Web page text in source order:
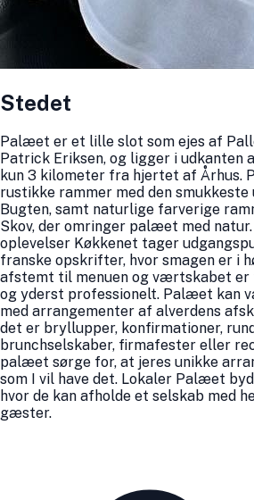
Stedet
Palæet er et lille slot som ejes af
Patrick Eriksen, og ligger i udkanten
kun 3 kilometer fra hjertet af Århus.
rustikke rammer med den smukkeste
Bugten, samt naturlige farverige
Skov, der omringer palæet med
oplevelser Køkkenet tager
franske opskrifter, hvor smagen er i
afstemt til menuen og værtskabet
og yderst professionelt. Palæet kan
med arrangementer af alverdens
det er bryllupper, konfirmationer,
brunchselskaber, firmafester eller
palæet sørge for, at jeres unikke
som I vil have det. Lokaler Palæet
hvor de kan afholde et selskab med
gæster.